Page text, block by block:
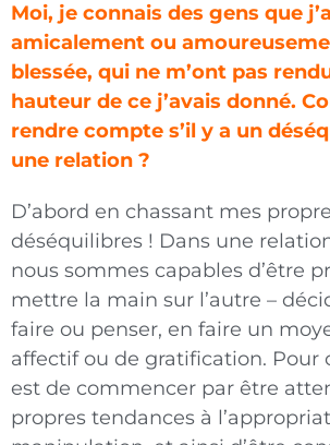
Moi, je connais des gens que
amicale­ment ou
blessée, qui ne m’ont pas
hauteur de ce j’avais donné.
rendre compte s’il y a un
une relation ?
D’abord en chassant mes
déséquilibres ! Dans une
nous sommes capables d’être
mettre la main sur l’autre –
faire ou penser, en faire un
affectif ou de gratification. Pour
est de commencer par être
propres tendances à